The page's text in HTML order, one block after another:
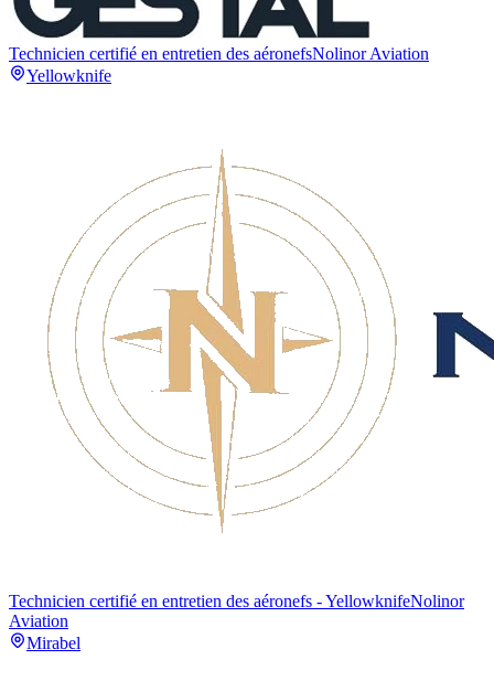
Technicien certifié en entretien des aéronefsNolinor Aviation
Yellowknife
Technicien certifié en entretien des aéronefs - YellowknifeNolinor
Aviation
Mirabel